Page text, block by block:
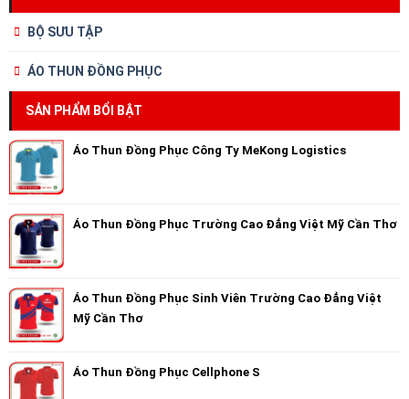
BỘ SƯU TẬP
ÁO THUN ĐỒNG PHỤC
SẢN PHẨM BỔI BẬT
Áo Thun Đồng Phục Công Ty MeKong Logistics
Áo Thun Đồng Phục Trường Cao Đẳng Việt Mỹ Cần Thơ
Áo Thun Đồng Phục Sinh Viên Trường Cao Đẳng Việt
Mỹ Cần Thơ
Áo Thun Đồng Phục Cellphone S